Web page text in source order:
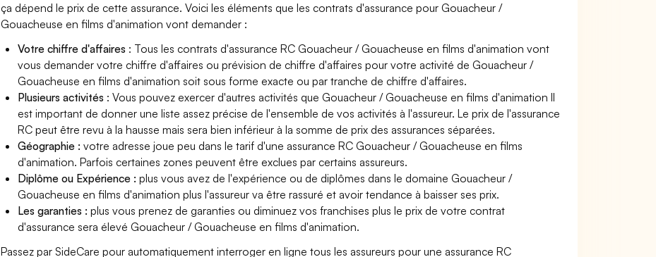
ça dépend le prix de cette assurance. Voici les éléments que les contrats d'assurance pour Gouacheur /
Gouacheuse en films d'animation vont demander :
Votre chiffre d'affaires : Tous les contrats d'assurance RC Gouacheur / Gouacheuse en films d'animation vont
vous demander votre chiffre d'affaires ou prévision de chiffre d'affaires pour votre activité de Gouacheur /
Gouacheuse en films d'animation soit sous forme exacte ou par tranche de chiffre d'affaires.
Plusieurs activités : Vous pouvez exercer d'autres activités que Gouacheur / Gouacheuse en films d'animation Il
est important de donner une liste assez précise de l'ensemble de vos activités à l'assureur. Le prix de l'assurance
RC peut être revu à la hausse mais sera bien inférieur à la somme de prix des assurances séparées.
Géographie :votre adresse joue peu dans le tarif d'une assurance RC Gouacheur / Gouacheuse en films
d'animation. Parfois certaines zones peuvent être exclues par certains assureurs.
Diplôme ou Expérience :plus vous avez de l'expérience ou de diplômes dans le domaine Gouacheur /
Gouacheuse en films d'animation plus l'assureur va être rassuré et avoir tendance à baisser ses prix.
Les garanties :plus vous prenez de garanties ou diminuez vos franchises plus le prix de votre contrat
d'assurance sera élevé Gouacheur / Gouacheuse en films d'animation.
Passez par SideCare pour automatiquement interroger en ligne tous les assureurs pour une assurance RC